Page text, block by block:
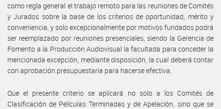
como regla general el trabajo remoto para las reuniones de Comités
y Jurados sobre la base de los criterios de oportunidad, mérito y
conveniencia, y solo excepcionalmente por motivos fundados podrá
ser reemplazado por reuniones presenciales, siendo la Gerencia de
Fomento a la Producción Audiovisual la facultada para conceder la
mencionada excepción, mediante disposición, la cual deberá contar
con aprobación presupuestaria para hacerse efectiva.
Que el presente criterio se aplicará no solo a los Comités de
Clasificación de Películas Terminadas y de Apelación, sino que se